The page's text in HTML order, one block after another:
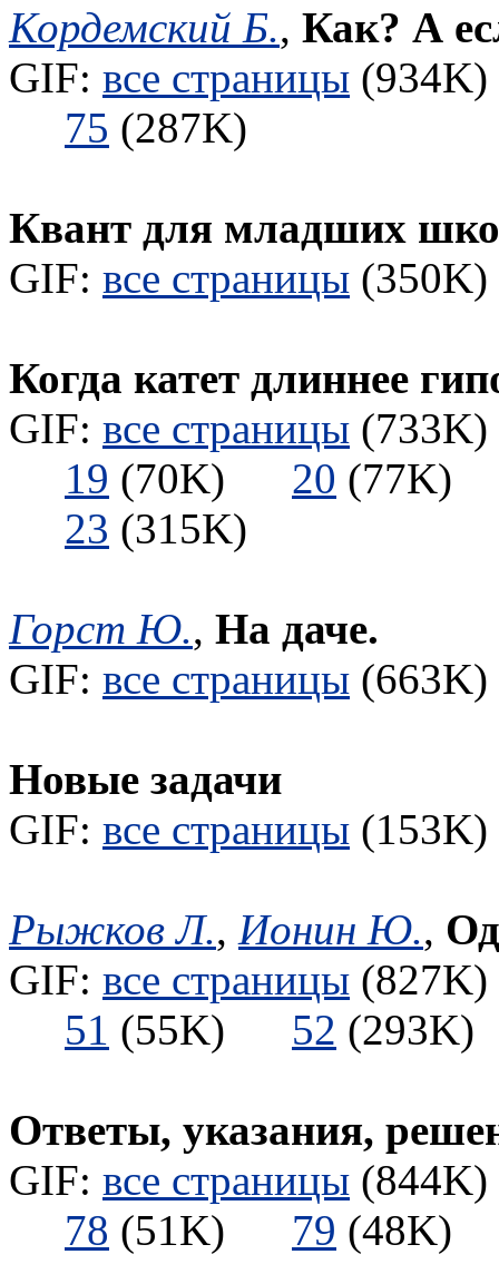
Кордемский Б., Как? А
GIF: все страницы
75 (287K)
Квант для младших
GIF: все страницы
Когда катет длиннее
GIF: все страницы
19 (70K) 20
23 (315K)
Горст Ю., На даче.
GIF: все страницы
Новые задачи
GIF: все страницы
Рыжков Л., Ионин Ю.,
GIF: все страницы
51 (55K) 52
Ответы, указания,
GIF: все страницы
78 (51K) 79